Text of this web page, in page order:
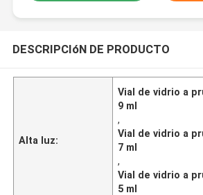
DESCRIPCIóN DE PRODUCTO
Alta luz:
Vial de vidrio a
9 ml
,
Vial de vidrio a
7 ml
,
Vial de vidrio a
5 ml